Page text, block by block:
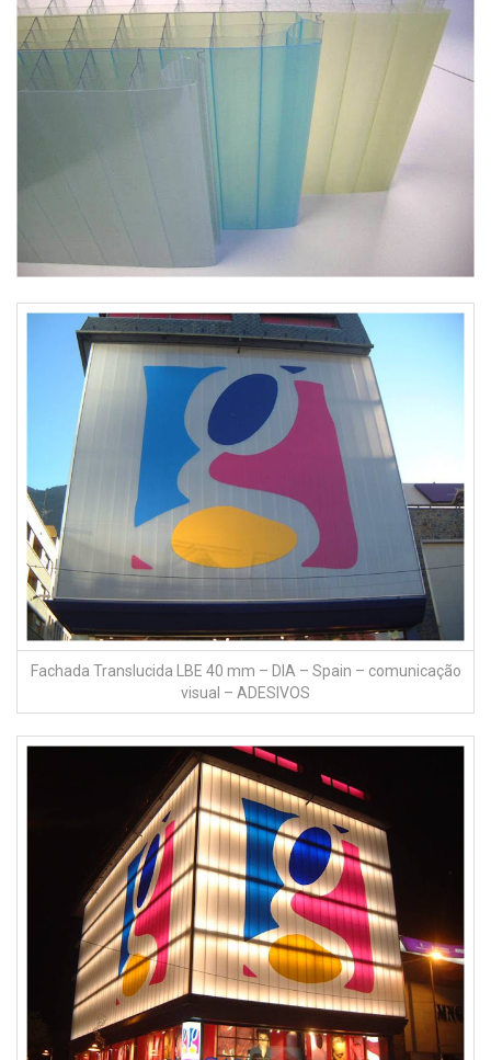
Fachada Translucida LBE 40 mm – DIA – Spain – comunicação
visual – ADESIVOS
fachada Translucida LBE 40 mm – NOITE – Spain
Fachada Trasnslucida LBE – 4 paredes